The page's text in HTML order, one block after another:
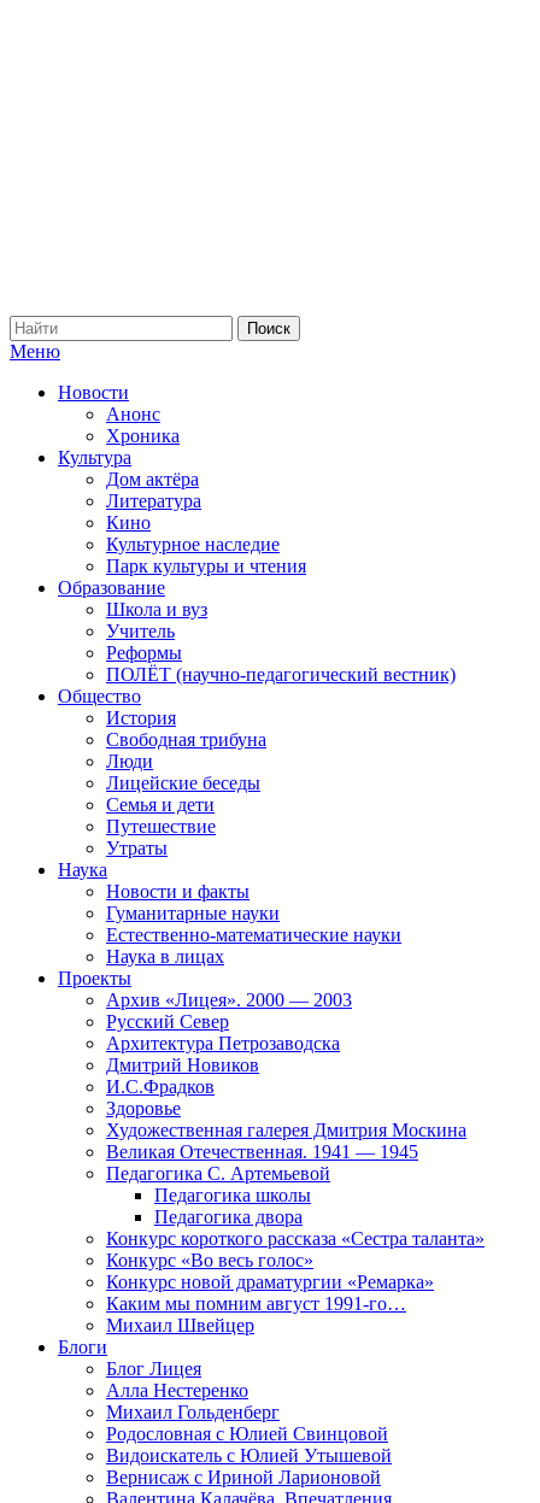
Меню
Новости
Анонс
Хроника
Культура
Дом актёра
Литература
Кино
Культурное наследие
Парк культуры и чтения
Образование
Школа и вуз
Учитель
Реформы
ПОЛЁТ (научно-педагогический вестник)
Общество
История
Свободная трибуна
Люди
Лицейские беседы
Семья и дети
Путешествие
Утраты
Наука
Новости и факты
Гуманитарные науки
Естественно-математические науки
Наука в лицах
Проекты
Архив «Лицея». 2000 — 2003
Русский Север
Архитектура Петрозаводска
Дмитрий Новиков
И.С.Фрадков
Здоровье
Художественная галерея Дмитрия Москина
Великая Отечественная. 1941 — 1945
Педагогика С. Артемьевой
Педагогика школы
Педагогика двора
Конкурс короткого рассказа «Сестра таланта»
Конкурс «Во весь голос»
Конкурс новой драматургии «Ремарка»
Каким мы помним август 1991-го…
Михаил Швейцер
Блоги
Блог Лицея
Алла Нестеренко
Михаил Гольденберг
Родословная с Юлией Свинцовой
Видоискатель с Юлией Утышевой
Вернисаж с Ириной Ларионовой